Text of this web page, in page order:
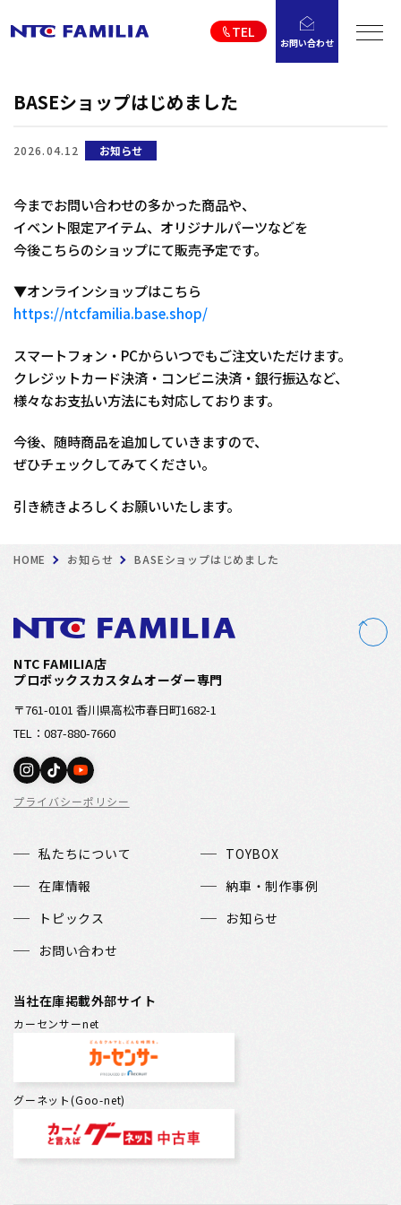
TEL
お問い合わせ
BASEショップはじめました
2026.04.12 お知らせ
今までお問い合わせの多かった商品や、
イベント限定アイテム、オリジナルパーツなどを
今後こちらのショップにて販売予定です。
▼オンラインショップはこちら
https://ntcfamilia.base.shop/
スマートフォン・PCからいつでもご注文いただけます。
クレジットカード決済・コンビニ決済・銀行振込など、
様々なお支払い方法にも対応しております。
今後、随時商品を追加していきますので、
ぜひチェックしてみてください。
引き続きよろしくお願いいたします。
HOME お知らせ BASEショップはじめました
NTC FAMILIA店
プロボックスカスタムオーダー専門
〒761-0101 香川県高松市春日町1682-1
TEL：087-880-7660
プライバシーポリシー
私たちについて
TOYBOX
在庫情報
納車・制作事例
トピックス
お知らせ
お問い合わせ
当社在庫掲載外部サイト
カーセンサーnet
グーネット(Goo-net)